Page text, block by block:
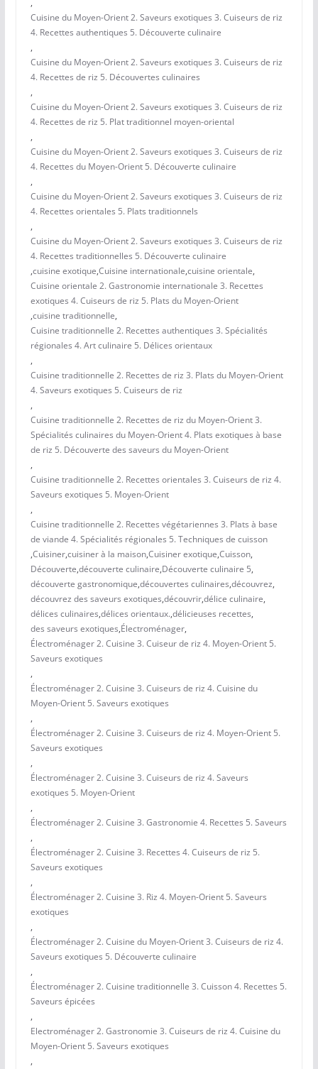
,
Cuisine du Moyen-Orient 2. Saveurs exotiques 3. Cuiseurs de riz
4. Recettes authentiques 5. Découverte culinaire
,
Cuisine du Moyen-Orient 2. Saveurs exotiques 3. Cuiseurs de riz
4. Recettes de riz 5. Découvertes culinaires
,
Cuisine du Moyen-Orient 2. Saveurs exotiques 3. Cuiseurs de riz
4. Recettes de riz 5. Plat traditionnel moyen-oriental
,
Cuisine du Moyen-Orient 2. Saveurs exotiques 3. Cuiseurs de riz
4. Recettes du Moyen-Orient 5. Découverte culinaire
,
Cuisine du Moyen-Orient 2. Saveurs exotiques 3. Cuiseurs de riz
4. Recettes orientales 5. Plats traditionnels
,
Cuisine du Moyen-Orient 2. Saveurs exotiques 3. Cuiseurs de riz
4. Recettes traditionnelles 5. Découverte culinaire
,cuisine exotique,Cuisine internationale,cuisine orientale,
Cuisine orientale 2. Gastronomie internationale 3. Recettes
exotiques 4. Cuiseurs de riz 5. Plats du Moyen-Orient
,cuisine traditionnelle,
Cuisine traditionnelle 2. Recettes authentiques 3. Spécialités
régionales 4. Art culinaire 5. Délices orientaux
,
Cuisine traditionnelle 2. Recettes de riz 3. Plats du Moyen-Orient
4. Saveurs exotiques 5. Cuiseurs de riz
,
Cuisine traditionnelle 2. Recettes de riz du Moyen-Orient 3.
Spécialités culinaires du Moyen-Orient 4. Plats exotiques à base
de riz 5. Découverte des saveurs du Moyen-Orient
,
Cuisine traditionnelle 2. Recettes orientales 3. Cuiseurs de riz 4.
Saveurs exotiques 5. Moyen-Orient
,
Cuisine traditionnelle 2. Recettes végétariennes 3. Plats à base
de viande 4. Spécialités régionales 5. Techniques de cuisson
,Cuisiner,cuisiner à la maison,Cuisiner exotique,Cuisson,
Découverte,découverte culinaire,Découverte culinaire 5,
découverte gastronomique,découvertes culinaires,découvrez,
découvrez des saveurs exotiques,découvrir,délice culinaire,
délices culinaires,délices orientaux.,délicieuses recettes,
des saveurs exotiques,Électroménager,
Électroménager 2. Cuisine 3. Cuiseur de riz 4. Moyen-Orient 5.
Saveurs exotiques
,
Électroménager 2. Cuisine 3. Cuiseurs de riz 4. Cuisine du
Moyen-Orient 5. Saveurs exotiques
,
Électroménager 2. Cuisine 3. Cuiseurs de riz 4. Moyen-Orient 5.
Saveurs exotiques
,
Électroménager 2. Cuisine 3. Cuiseurs de riz 4. Saveurs
exotiques 5. Moyen-Orient
,
Électroménager 2. Cuisine 3. Gastronomie 4. Recettes 5. Saveurs
,
Électroménager 2. Cuisine 3. Recettes 4. Cuiseurs de riz 5.
Saveurs exotiques
,
Électroménager 2. Cuisine 3. Riz 4. Moyen-Orient 5. Saveurs
exotiques
,
Électroménager 2. Cuisine du Moyen-Orient 3. Cuiseurs de riz 4.
Saveurs exotiques 5. Découverte culinaire
,
Électroménager 2. Cuisine traditionnelle 3. Cuisson 4. Recettes 5.
Saveurs épicées
,
Electroménager 2. Gastronomie 3. Cuiseurs de riz 4. Cuisine du
Moyen-Orient 5. Saveurs exotiques
,